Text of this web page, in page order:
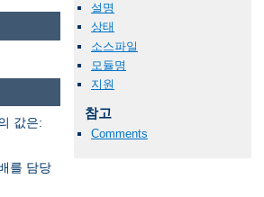
설명
상태
소스파일
모듈명
지원
참고
Comments
값은:
를 담당